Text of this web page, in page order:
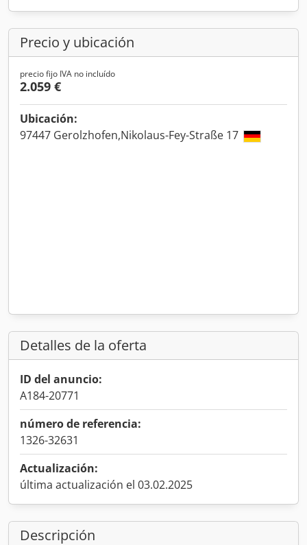
Precio y ubicación
precio fijo IVA no incluído
2.059 €
Ubicación:
97447 Gerolzhofen,Nikolaus-Fey-Straße 17
Detalles de la oferta
ID del anuncio:
A184-20771
número de referencia:
1326-32631
Actualización:
última actualización el 03.02.2025
Descripción